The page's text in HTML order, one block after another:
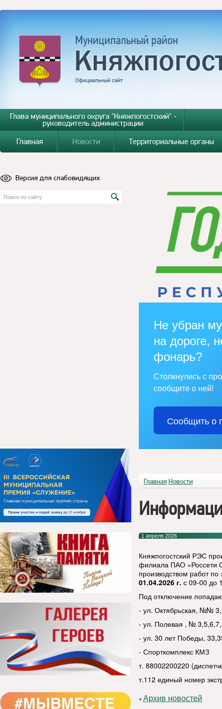
Глава муниципального округа "Княжпогостский" -
руководитель администрации
Главная
Новости Территориальные органы
Версия для слабовидящих
Не убран
на дороге,
фонарь?
Столкнулись с
сообщите о ней!
Сообщить о
Главная Новости
1 апреля 2026
Княжпогостский РЭС
филиала ПАО «Россети
производством работ
01.04.2026 г. с 09-00 до
Под отключение
- ул. Октябрьская, №№
- ул. Полевая , №
- ул. 30 лет Победы,
- Спорткомплекс КМЗ
т. 88002200220
т.112 единый номер
«Архив новостей